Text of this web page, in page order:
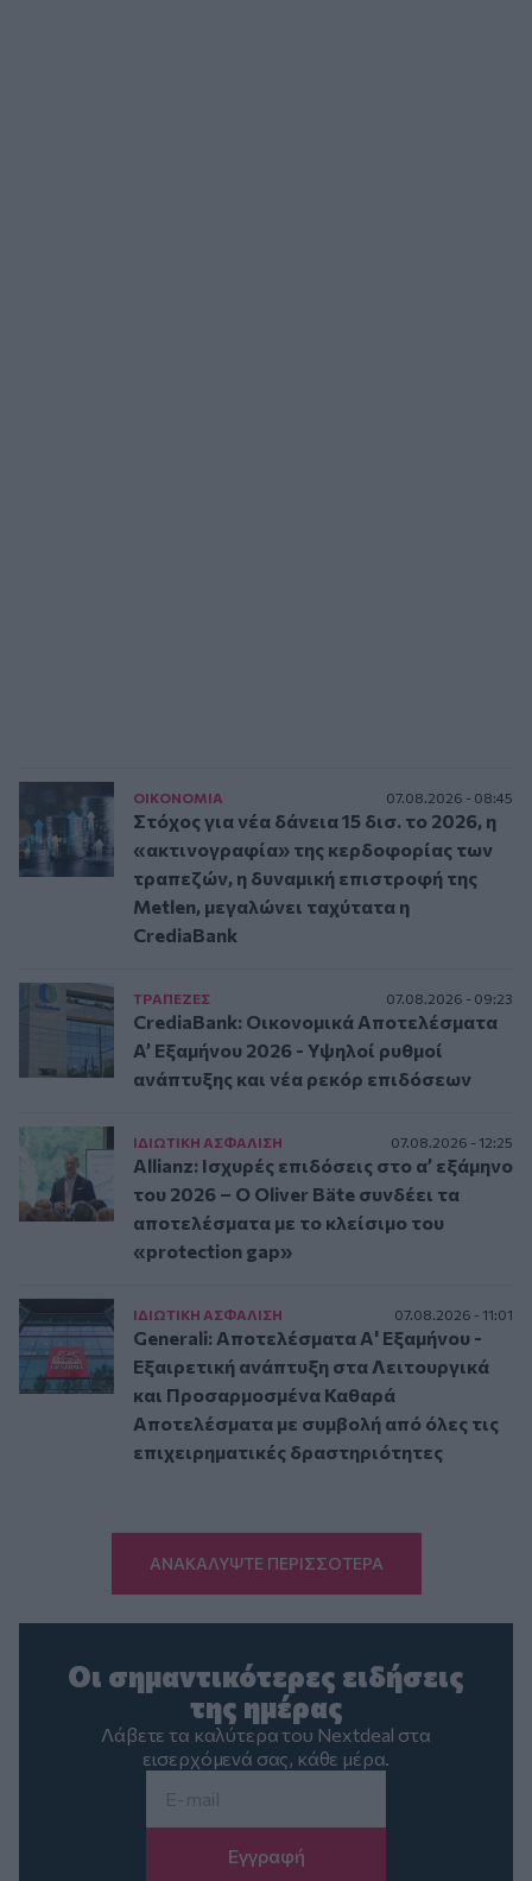
ΟΙΚΟΝΟΜΙΑ 07.08.2026 - 08:45
Στόχος για νέα δάνεια 15 δισ. το 2026, η
«ακτινογραφία» της κερδοφορίας των
τραπεζών, η δυναμική επιστροφή της
Metlen, μεγαλώνει ταχύτατα η
CrediaBank
ΤΡAΠΕΖΕΣ 07.08.2026 - 09:23
CrediaBank: Οικονομικά Αποτελέσματα
A’ Εξαμήνου 2026 - Υψηλοί ρυθμοί
ανάπτυξης και νέα ρεκόρ επιδόσεων
ΙΔΙΩΤΙΚΗ ΑΣΦAΛΙΣΗ 07.08.2026 - 12:25
Allianz: Ισχυρές επιδόσεις στο α’ εξάμηνο
του 2026 – Ο Oliver Bäte συνδέει τα
αποτελέσματα με το κλείσιμο του
«protection gap»
ΙΔΙΩΤΙΚΗ ΑΣΦAΛΙΣΗ 07.08.2026 - 11:01
Generali: Αποτελέσματα Α' Εξαμήνου -
Εξαιρετική ανάπτυξη στα Λειτουργικά
και Προσαρμοσμένα Καθαρά
Αποτελέσματα με συμβολή από όλες τις
επιχειρηματικές δραστηριότητες
ΑΝΑΚΑΛΥΨΤΕ ΠΕΡΙΣΣΟΤΕΡΑ
Οι σημαντικότερες ειδήσεις
της ημέρας
Λάβετε τα καλύτερα του Nextdeal στα
εισερχόμενά σας, κάθε μέρα.